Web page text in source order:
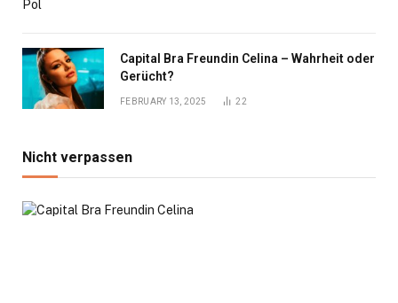
Capital Bra Freundin Celina – Wahrheit oder
Gerücht?
FEBRUARY 13, 2025 22
Nicht verpassen